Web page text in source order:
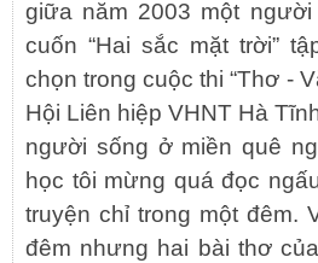
giữa năm 2003 một
cuốn “Hai sắc mặt trời”
chọn trong cuộc thi “Thơ -
Hội Liên hiệp VHNT Hà
người sống ở miền quê
học tôi mừng quá đọc
truyện chỉ trong một đêm.
đêm nhưng hai bài thơ